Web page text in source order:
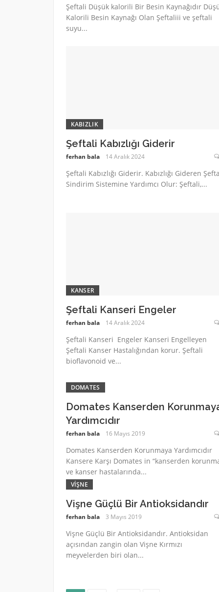
Şeftali Düşük kalorili Bir Besin Kaynağıdır
Kalorili Besin Kaynağı Olan Şeftaliii ve şeftali
suyu...
KABIZLIK
Şeftali Kabızlığı Giderir
ferhan bala 14 Aralık 2024
Şeftali Kabızlığı Giderir. Kabızlığı Gideren
Sindirim Sistemine Yardımcı Olur: Şeftali,...
KANSER
Şeftali Kanseri Engeler
ferhan bala 14 Aralık 2024
Şeftali Kanseri Engeler Kanseri Engelleyen
Şeftali Kanser Hastalığından korur. Şeftali
bioflavonoid ve...
DOMATES
Domates Kanserden
Yardımcıdır
ferhan bala 16 Mayıs 2019
Domates Kanserden Korunmaya Yardımcıdır
Kansere Karşı Domates in “kanserden
ve kanser hastalarında...
VIŞNE
Vişne Güçlü Bir Antioksidandır
ferhan bala 3 Mayıs 2019
Vişne Güçlü Bir Antioksidandır. Antioksidan
açısından zangin olan Vişne Kırmızı
meyvelerden biri olan...